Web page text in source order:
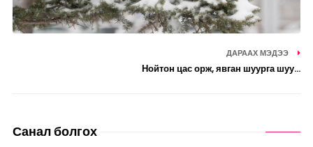
ДАРААХ МЭДЭЭ
Нойтон цас орж, явган шуурга шуу...
Санал болгох